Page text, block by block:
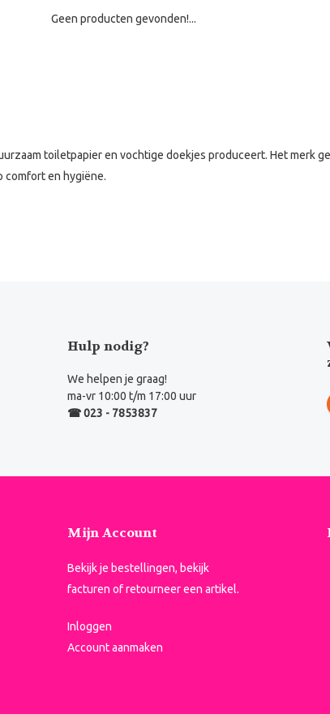
Geen producten gevonden!...
toiletpapier en vochtige doekjes produceert. Het merk
comfort en hygiëne.
Hulp nodig?
We helpen je graag!
ma-vr 10:00 t/m 17:00 uur
☎ 023 - 7853837
Mijn Account
Bekijk je bestellingen, bekijk
facturen of retourneer een artikel.
Inloggen
Account aanmaken